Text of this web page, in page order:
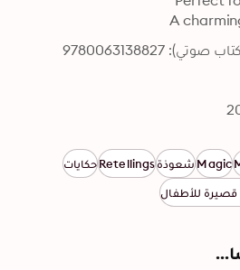
MagicشعوذةRetellingsحكايات
للأطفال